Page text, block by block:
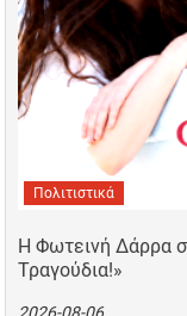
Πολιτιστικά
Η Φωτεινή Δάρρα
Τραγούδια!»
2026-08-06